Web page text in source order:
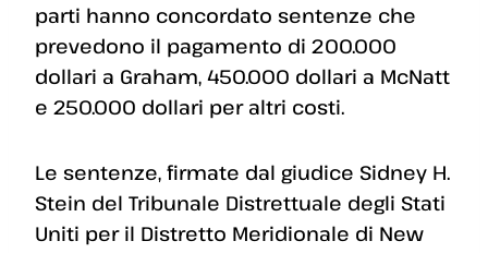
parti hanno concordato sentenze che
prevedono il pagamento di 200.000
dollari a Graham, 450.000 dollari a McNatt
e 250.000 dollari per altri costi.
Le sentenze, firmate dal giudice Sidney H.
Stein del Tribunale Distrettuale degli Stati
Uniti per il Distretto Meridionale di New